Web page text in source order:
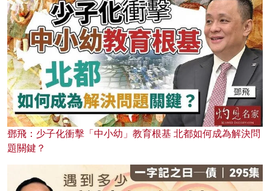
鄧飛：少子化衝擊「中小幼」教育根基 北都如何成為解決問
題關鍵？